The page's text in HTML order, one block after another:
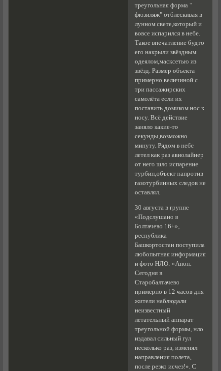
треугольная форма "
фюзиляж" отблескивая в
лунном свете,который и
вовсе испарился в небе.
Такое впечатление будто
его накрыли звёздным
одеялом,масксетью из
звёзд. Размер объекта
примерно величиной с
три пассажирских
самолёта если их
поставить домиком нос к
носу. Всё действие
заняло какие-то
секунды,возможно
минуту. Рядом в небе
летел как раз авиолайнер
от него шло испарение
турбин,объект напротив
газотурбинных следов не
оставлял.
30 августа в группе
«Подслушано в
Болтачево 16+»,
республика
Башкортостан поступила
любопытная информация
и фото НЛО: «Анон.
Сегодня в
Старобалтачево
примерно в 12 часов дня
жители наблюдали
неизвестный
летательный аппарат
треугольной формы, нло
издавал сильный гул
несколько раз, изменял
направления полета,
после резко исчез!». С